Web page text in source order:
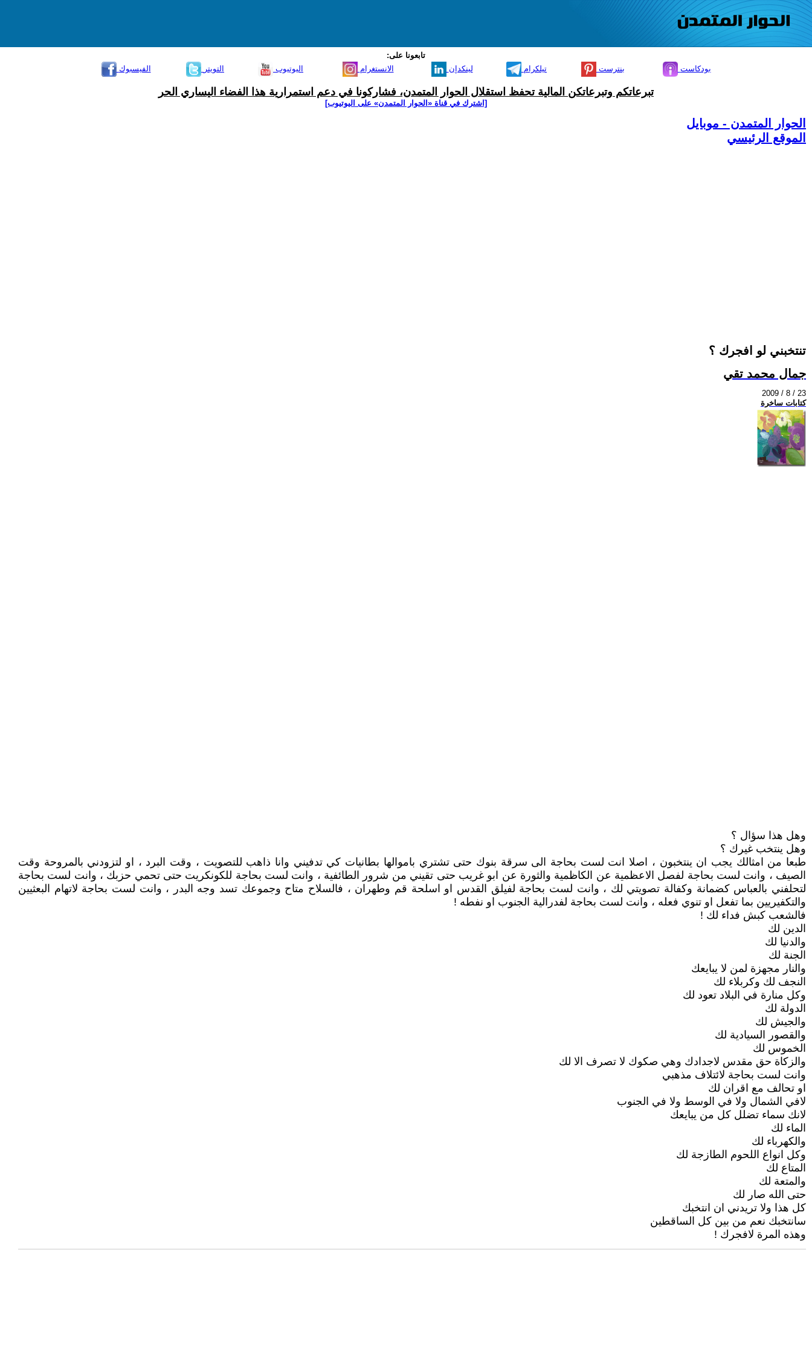
تابعونا على:
الفيسبوك
التويتر اليوتيوب الانستغرام لينكدإن تيلكرام بنترست بودكاست
تبرعاتكم وتبرعاتكن المالية تحفظ استقلال الحوار المتمدن، فشاركونا في دعم استمرارية هذا الفضاء اليساري الحر
[اشترك في قناة ‫«الحوار المتمدن» على اليوتيوب]
الحوار المتمدن - موبايل
الموقع الرئيسي
تنتخبني لو افجرك ؟
جمال محمد تقي
2009 / 8 / 23
كتابات ساخرة
وهل هذا سؤال ؟
وهل ينتخب غيرك ؟
طبعا من امثالك يجب ان ينتخبون ، اصلا انت لست بحاجة الى سرقة بنوك حتى تشتري باموالها بطانيات كي تدفيني وانا ذاهب للتصويت ، وقت البرد ، او لتزودني بالمروحة وقت
الصيف ، وانت لست بحاجة لفصل الاعظمية عن الكاظمية والثورة عن ابو غريب حتى تقيني من شرور الطائفية ، وانت لست بحاجة للكونكريت حتى تحمي حزبك ، وانت لست بحاجة
لتحلفني بالعباس كضمانة وكفالة تصويتي لك ، وانت لست بحاجة لفيلق القدس او اسلحة قم وطهران ، فالسلاح متاح وجموعك تسد وجه البدر ، وانت لست بحاجة لاتهام البعثيين
والتكفيريين بما تفعل او تنوي فعله ، وانت لست بحاجة لفدرالية الجنوب او نفطه !
فالشعب كبش فداء لك !
الدين لك
والدنيا لك
الجنة لك
والنار مجهزة لمن لا يبايعك
النجف لك وكربلاء لك
وكل منارة في البلاد تعود لك
الدولة لك
والجيش لك
والقصور السيادية لك
الخموس لك
والزكاة حق مقدس لاجدادك وهي صكوك لا تصرف الا لك
وانت لست بحاجة لائتلاف مذهبي
او تحالف مع اقران لك
لافي الشمال ولا في الوسط ولا في الجنوب
لانك سماء تضلل كل من يبايعك
الماء لك
والكهرباء لك
وكل انواع اللحوم الطازجة لك
المتاع لك
والمتعة لك
حتى الله صار لك
كل هذا ولا تريدني ان انتخبك
سانتخبك نعم من بين كل الساقطين
وهذه المرة لافجرك !